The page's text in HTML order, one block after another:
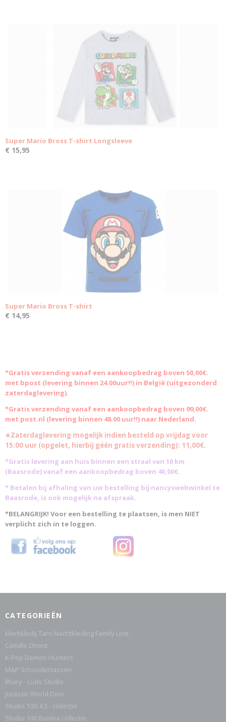
Super Mario Bross T-shirt Longsleeve
€ 15,95
Super Mario Bross T-shirt
€ 14,95
*Gratisverzending vanaf een aankoopbedrag boven 50,00€.
met bpost (levering binnen 24.00uur!!) in België (uitgezonderd
zaterdaglevering).
*Gratis verzending vanaf een aankoopbedrag boven 99,00€.
met post.nl (levering binnen 48.00 uur!!) naar Nederland.
∗Zaterdaglevering mogelijk indien besteld op vrijdag voor
15:00 uur (opgelet, hierbij géén gratis verzending): 11,00€.
*Gratis levering aan huis binnen een straal van 10 km
(Baasrode)vanaf een aankoopbedrag boven 40,00€.
* Betalen bij afhaling van uw bestelling bij nancyswebwinkel te
Baasrode, is ook mogelijk na afspraak.
*BELANGRIJK! Voor een bestelling te plaatsen, is men NIET
verplicht zich in te loggen.
CATEGORIEËN
Merkkledij Taro Nachtkleding Family Line.
Camille Dhont
K-Pop Demon Hunters
M&P Schoudertassen
Bluey - Ludo Studio
Jurassic World Dino
Studio 100: K3 - collectie
Studio 100 Bumba collectie.